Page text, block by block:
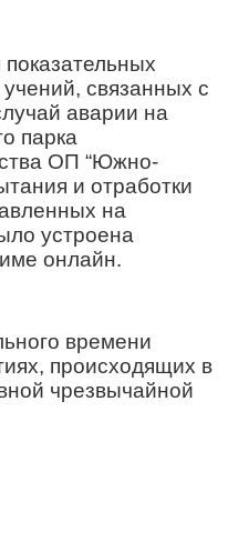
связанных с
аварии на
парка
ОП “Южно-
и отработки
на
устроена
онлайн.
времени
происходящих в
чрезвычайной